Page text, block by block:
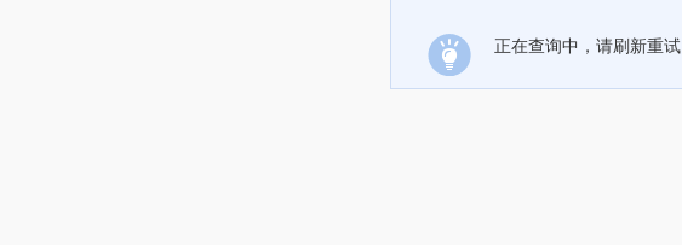
正在查询中，请刷新重试